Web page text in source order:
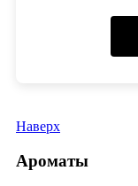
Наверх
Ароматы